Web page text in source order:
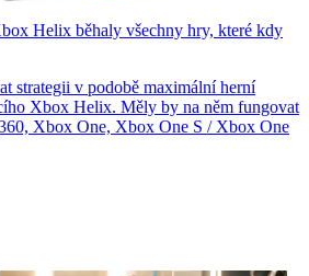
Helix běhaly všechny hry, které kdy
strategii v podobě maximální herní
Xbox Helix. Měly by na něm fungovat
Xbox One, Xbox One S / Xbox One